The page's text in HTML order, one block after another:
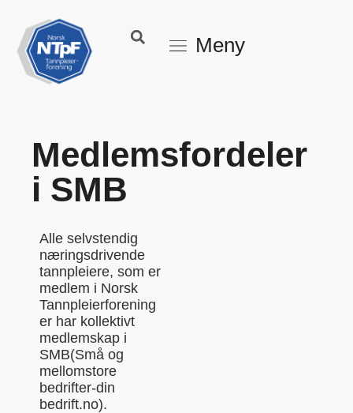
Meny
Medlemsfordeler
i SMB
Alle selvstendig
næringsdrivende
tannpleiere, som er
medlem i Norsk
Tannpleierforening
er har kollektivt
medlemskap i
SMB(Små og
mellomstore
bedrifter-din
bedrift.no).